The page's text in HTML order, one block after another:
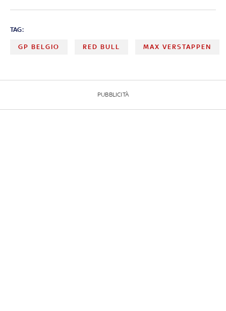
TAG:
GP BELGIO RED BULL MAX VERSTAPPEN
PUBBLICITÀ